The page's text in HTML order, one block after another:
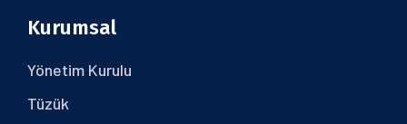
Kurumsal
Yönetim Kurulu
Tüzük